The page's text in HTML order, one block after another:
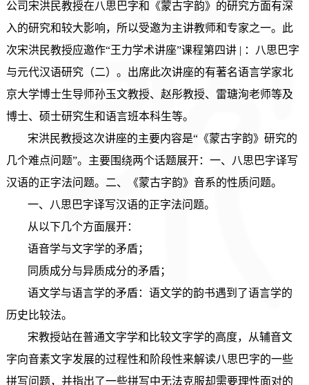
公司宋洪民教授在八思巴字和《蒙古字韵》的研究方面有深
入的研究和较大影响，所以受邀为主讲教师和专家之一。此
次宋洪民教授应邀作“王力学术讲座”课程第四讲 | ：八思巴字
与元代汉语研究（二）。出席此次讲座的有著名语言学家北
京大学博士生导师孙玉文教授、赵彤教授、雷瑭洵老师等及
博士、硕士研究生和语言班本科生等。
宋洪民教授这次讲座的主要内容是“《蒙古字韵》研究的
几个难点问题”。主要围绕两个话题展开：一、八思巴字译写
汉语的正字法问题。二、《蒙古字韵》音系的性质问题。
一、八思巴字译写汉语的正字法问题。
从以下几个方面展开：
语音学与文字学的矛盾；
同质成分与异质成分的矛盾；
语文学与语言学的矛盾：语文学的韵书遇到了语言学的
历史比较法。
宋教授站在普通文字学和比较文字学的高度，从辅音文
字向音素文字发展的过程性和阶段性来解读八思巴字的一些
拼写问题，并指出了一些拼写中无法克服却需要理性面对的